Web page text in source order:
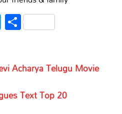
Telegram
Share
Acharya Telugu Movie
Text Top 20